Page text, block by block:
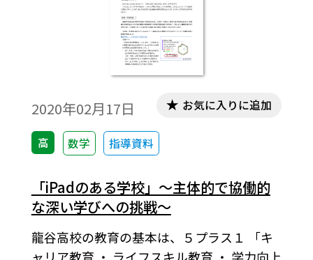
2020年02月17日
高 数学 指導資料
お気に入りに追加
「iPadのある学校」～主体的で協働的
な深い学びへの挑戦～
龍谷高校の教育の基本は、５プラス１ 「キ